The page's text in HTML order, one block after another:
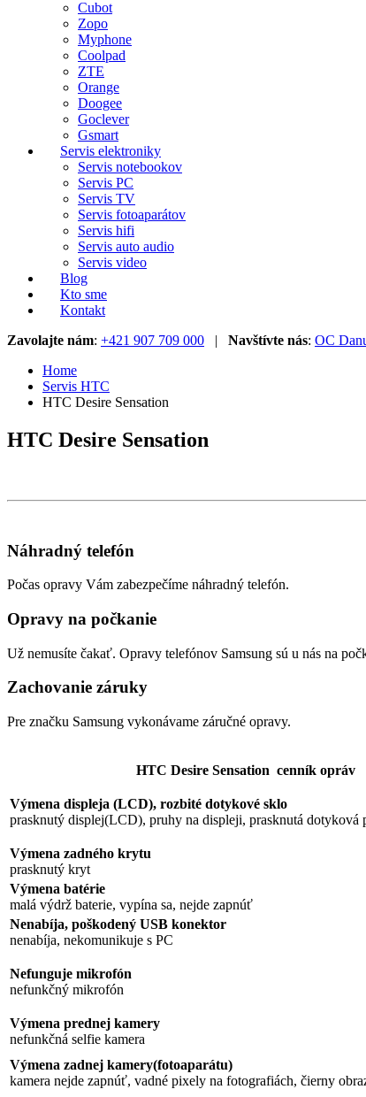
Cubot
Zopo
Myphone
Coolpad
ZTE
Orange
Doogee
Goclever
Gsmart
Servis elektroniky
Servis notebookov
Servis PC
Servis TV
Servis fotoaparátov
Servis hifi
Servis auto audio
Servis video
Blog
Kto sme
Kontakt
Zavolajte nám: +421 907 709 000 | Navštívte nás: OC
Home
Servis HTC
HTC Desire Sensation
HTC Desire Sensation
Náhradný telefón
Počas opravy Vám zabezpečíme náhradný telefón.
Opravy na počkanie
Už nemusíte čakať. Opravy telefónov Samsung sú u nás na
Zachovanie záruky
Pre značku Samsung vykonávame záručné opravy.
HTC Desire Sensation cenník opráv
Výmena displeja (LCD), rozbité dotykové sklo
prasknutý displej(LCD), pruhy na displeji, prasknutá dotyková
Výmena zadného krytu
prasknutý kryt
Výmena batérie
malá výdrž baterie, vypína sa, nejde zapnúť
Nenabíja, poškodený USB konektor
nenabíja, nekomunikuje s PC
Nefunguje mikrofón
nefunkčný mikrofón
Výmena prednej kamery
nefunkčná selfie kamera
Výmena zadnej kamery(fotoaparátu)
kamera nejde zapnúť, vadné pixely na fotografiách, čierny